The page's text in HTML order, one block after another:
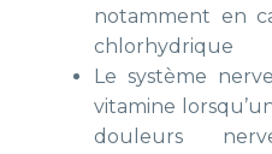
notamment en
chlorhydrique
Le système
vitamine
douleurs